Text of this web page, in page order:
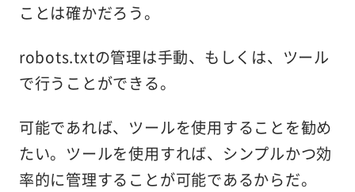
ことは確かだろう。
robots.txtの管理は手動、もしくは、ツール
で行うことができる。
可能であれば、ツールを使用することを勧め
たい。ツールを使用すれば、シンプルかつ効
率的に管理することが可能であるからだ。